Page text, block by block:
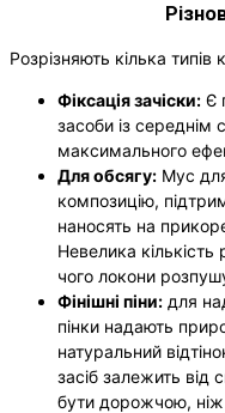
Розрізняють кілька типів
Фіксація зачіски: Є
засоби із середнім
максимального
Для обсягу: Мус
композицію,
наносять на
Невелика кількість
чого локони
Фінішні піни: для
пінки надають
натуральний
засіб залежить
бути дорожчою,